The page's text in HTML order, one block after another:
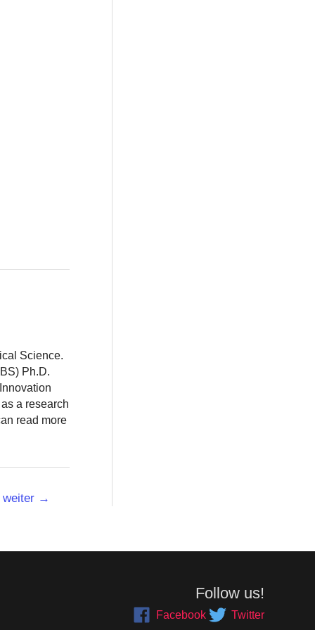
Science.
Ph.D.
a research
read more
weiter →
Follow us!
Facebook Twitter